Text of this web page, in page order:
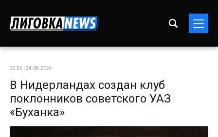
22:55 | 24-08-2024
В Нидерландах создан клуб
поклонников советского УАЗ
«Буханка»